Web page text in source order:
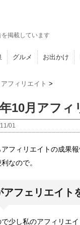
掲載しています
グルメ お出かけ
アフィリエイト >
10月アフィ
01
フィリエイトの成果
なので。
アフェリエイト
少し私のアフィリエ